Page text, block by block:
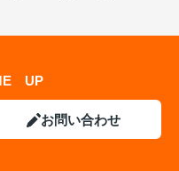
UP
お問い合わせ